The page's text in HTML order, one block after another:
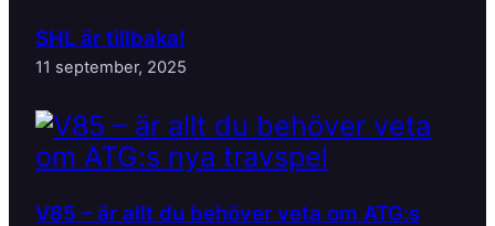
SHL är tillbaka!
11 september, 2025
V85 – är allt du behöver veta om ATG:s